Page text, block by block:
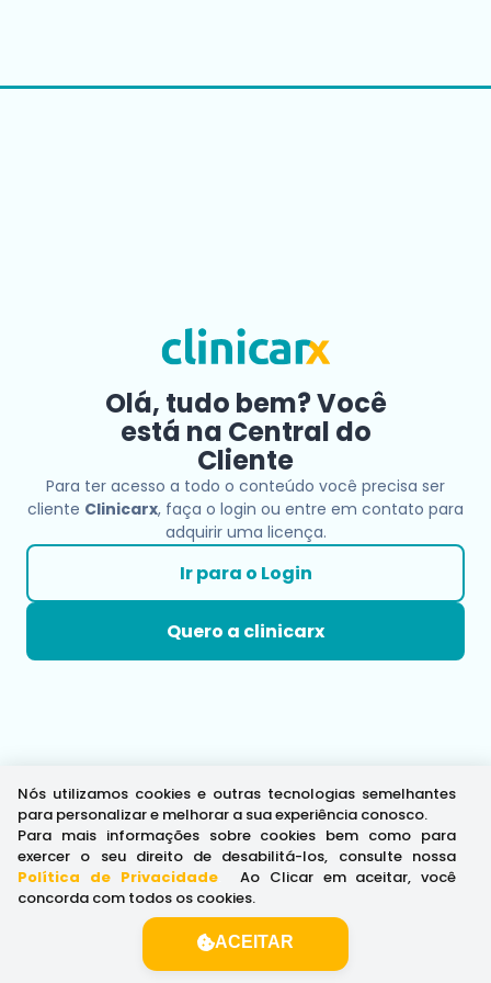
Olá, tudo bem? Você
está na Central do
Cliente
Para ter acesso a todo o conteúdo você precisa ser
cliente Clinicarx, faça o login ou entre em contato para
adquirir uma licença.
Ir para o Login
Quero a clinicarx
Nós utilizamos cookies e outras tecnologias semelhantes
para personalizar e melhorar a sua experiência conosco.
Para mais informações sobre cookies bem como para
exercer o seu direito de desabilitá-los, consulte nossa
Política de Privacidade.
Ao Clicar em aceitar, você
concorda com todos os cookies.
ACEITAR